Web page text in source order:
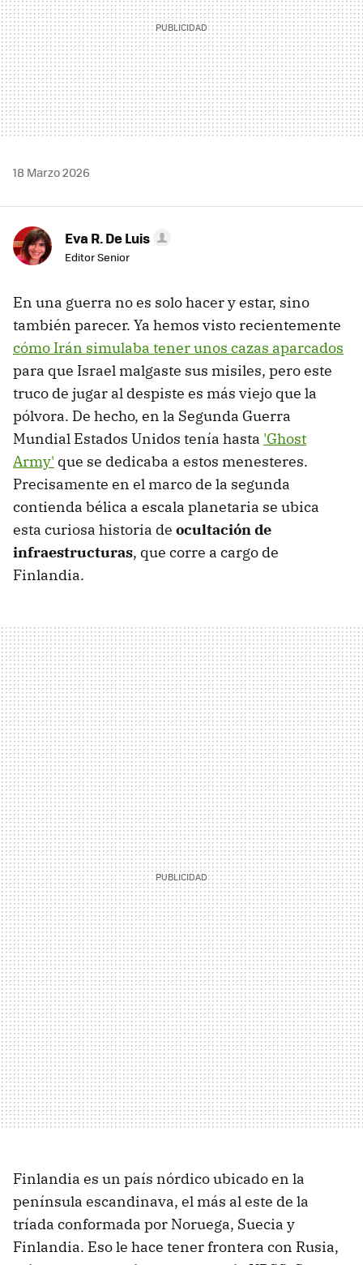
18 Marzo 2026
Eva R. De Luis
Editor Senior
En una guerra no es solo hacer y estar, sino
también parecer. Ya hemos visto recientemente
cómo Irán simulaba tener unos cazas aparcados
para que Israel malgaste sus misiles, pero este
truco de jugar al despiste es más viejo que la
pólvora. De hecho, en la Segunda Guerra
Mundial Estados Unidos tenía hasta 'Ghost
Army' que se dedicaba a estos menesteres.
Precisamente en el marco de la segunda
contienda bélica a escala planetaria se ubica
esta curiosa historia de ocultación de
infraestructuras, que corre a cargo de
Finlandia.
Finlandia es un país nórdico ubicado en la
península escandinava, el más al este de la
tríada conformada por Noruega, Suecia y
Finlandia. Eso le hace tener frontera con Rusia,